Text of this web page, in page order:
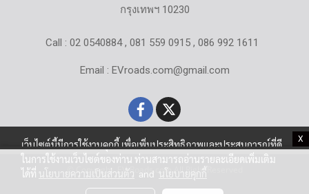
X
กรุงเทพฯ 10230
Call : 02 0540884 , 081 559 0915 , 086 992 1611
Email : EVroads.com@gmail.com
© Copyright EV-Roads.com All Right Reserved
เว็บไซต์นี้มีการใช้งานคุกกี้ เพื่อเพิ่มประสิทธิภาพและประสบการณ์ที่ดี
ในการใช้งานเว็บไซต์ของท่าน ท่านสามารถอ่านรายละเอียดเพิ่มเติม
ได้ที่ นโยบายความเป็นส่วนตัว and นโยบายคุกกี้